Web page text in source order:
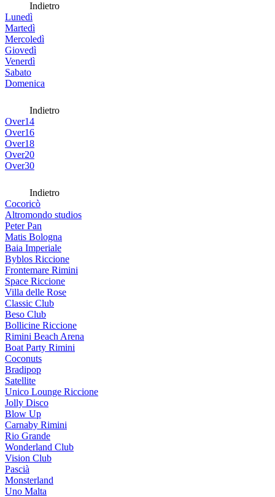
Indietro
Lunedì
Martedì
Mercoledì
Giovedì
Venerdì
Sabato
Domenica
Indietro
Over14
Over16
Over18
Over20
Over30
Indietro
Cocoricò
Altromondo studios
Peter Pan
Matis Bologna
Baia Imperiale
Byblos Riccione
Frontemare Rimini
Space Riccione
Villa delle Rose
Classic Club
Beso Club
Bollicine Riccione
Rimini Beach Arena
Boat Party Rimini
Coconuts
Bradipop
Satellite
Unico Lounge Riccione
Jolly Disco
Blow Up
Carnaby Rimini
Rio Grande
Wonderland Club
Vision Club
Pascià
Monsterland
Uno Malta